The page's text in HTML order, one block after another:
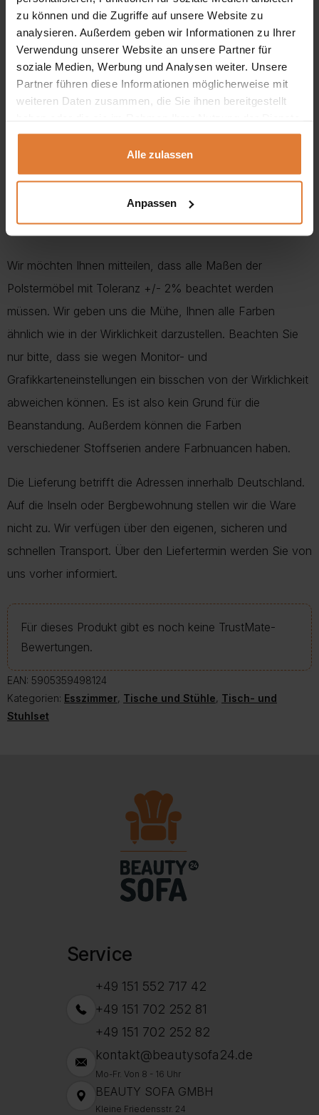
zu können und die Zugriffe auf unsere Website zu
analysieren. Außerdem geben wir Informationen zu Ihrer
Verwendung unserer Website an unsere Partner für
soziale Medien, Werbung und Analysen weiter. Unsere
Partner führen diese Informationen möglicherweise mit
weiteren Daten zusammen, die Sie ihnen bereitgestellt
gesammelt haben.
Alle zulassen
Anpassen
Länge:
140 – 180 (1 x 40) cm
Stuhl:
Wir möchten Ihnen mitteilen, dass alle Maßen der
Polstermöbel mit Toleranz +/- 2% beachtet werden
müssen. Wir geben uns die Mühe, Ihnen alle Farben
ähnlich wie in der Wirklichkeit darzustellen. Beachten Sie
nur bitte, dass sie wegen Monitor- und
Grafikkarteneinstellungen ein bisschen von der Wirklichkeit
abweichen können. Es ist also kein Grund für die
Beanstandung. Außerdem können die Farben
verschiedener Stoffserien andere Farbnuancen haben.
Die Lieferung betrifft die Adressen innerhalb Deutschland.
Auf die Inseln oder Bergbewohnung stellen wir die Ware
nicht zu. Wir verfügen über den eigenen, sicheren und
schnellen Transport. Über den Liefertermin werden Sie von
uns vorher informiert.
Für dieses Produkt gibt es noch keine TrustMate-
Bewertungen.
EAN: 5905359498124
Kategorien: Esszimmer, Tische und Stühle, Tisch- und
Stuhlset
Service
+49 151 552 717 42
+49 151 702 252 81
+49 151 702 252 82
kontakt@beautysofa24.de
Mo-Fr. Von 8 - 16 Uhr
BEAUTY SOFA GMBH
Kleine Friedensstr. 24